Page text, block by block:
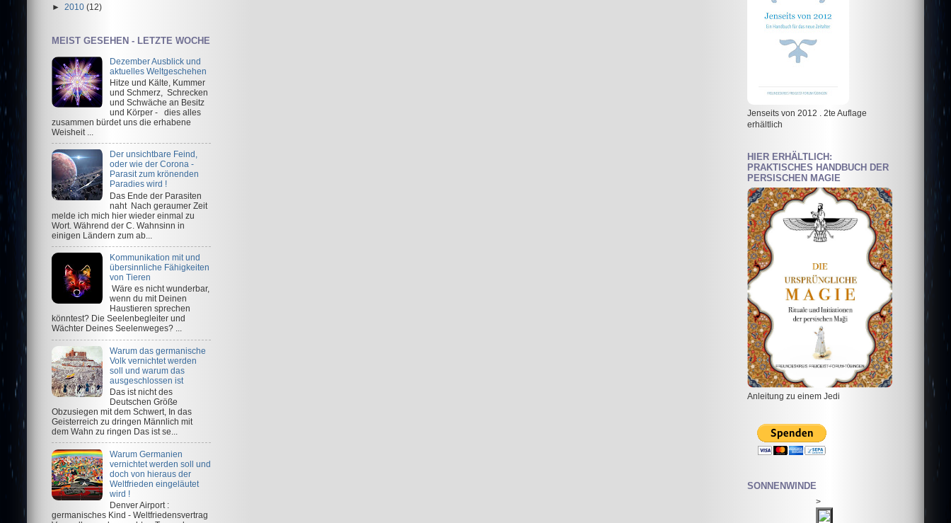
► 2010 (12)
MEIST GESEHEN - LETZTE WOCHE
Dezember Ausblick und
aktuelles Weltgeschehen
Hitze und Kälte, Kummer
und Schmerz, Schrecken
und Schwäche an Besitz
und Körper - dies alles
zusammen bürdet uns die erhabene
Weisheit ...
Der unsichtbare Feind,
oder wie der Corona -
Parasit zum krönenden
Paradies wird !
Das Ende der Parasiten
naht Nach geraumer Zeit
melde ich mich hier wieder einmal zu
Wort. Während der C. Wahnsinn in
einigen Ländern zum ab...
Kommunikation mit und
übersinnliche Fähigkeiten
von Tieren
Wäre es nicht wunderbar,
wenn du mit Deinen
Haustieren sprechen
könntest? Die Seelenbegleiter und
Wächter Deines Seelenweges? ...
Warum das germanische
Volk vernichtet werden
soll und warum das
ausgeschlossen ist
Das ist nicht des
Deutschen Größe
Obzusiegen mit dem Schwert, In das
Geisterreich zu dringen Männlich mit
dem Wahn zu ringen Das ist se...
Warum Germanien
vernichtet werden soll und
doch von hieraus der
Weltfrieden eingeläutet
wird !
Denver Airport :
germanisches Kind - Weltfriedensvertrag
Jenseits von 2012 . 2te Auflage
erhältlich
HIER ERHÄLTLICH:
PRAKTISCHES HANDBUCH DER
PERSISCHEN MAGIE
Anleitung zu einem Jedi
SONNENWINDE
>